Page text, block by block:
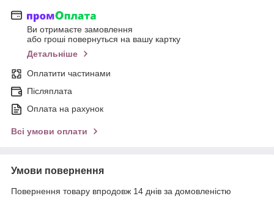
Ви отримаєте замовлення
або гроші повернуться на вашу картку
Детальніше
Оплатити частинами
Післяплата
Оплата на рахунок
Всі умови оплати
Умови повернення
Повернення товару впродовж 14 днів за домовленістю